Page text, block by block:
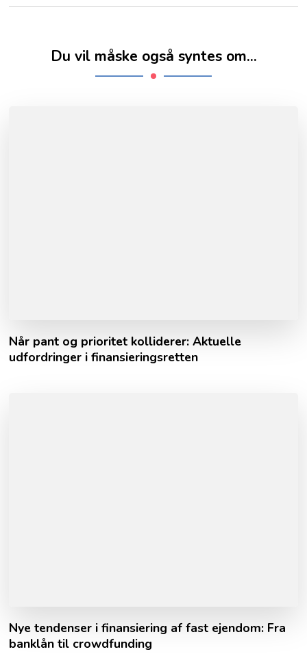
Du vil måske også syntes om...
Når pant og prioritet kolliderer: Aktuelle
udfordringer i finansieringsretten
Nye tendenser i finansiering af fast ejendom: Fra
banklån til crowdfunding